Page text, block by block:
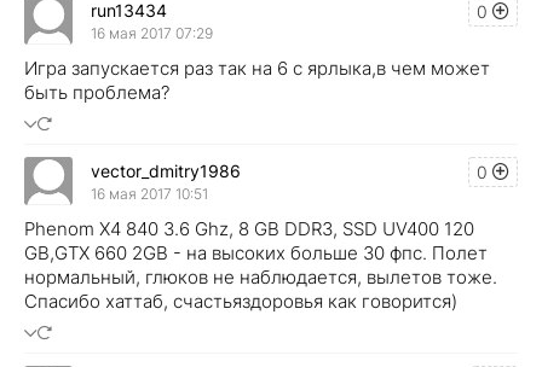
0
run13434
16 мая 2017 07:29
Игра запускается раз так на 6 с ярлыка,в чем может
быть проблема?
0
vector_dmitry1986
16 мая 2017 10:51
Phenom X4 840 3.6 Ghz, 8 GB DDR3, SSD UV400 120
GB,GTX 660 2GB - на высоких больше 30 фпс. Полет
нормальный, глюков не наблюдается, вылетов тоже.
Спасибо хаттаб, счастьяздоровья как говорится)